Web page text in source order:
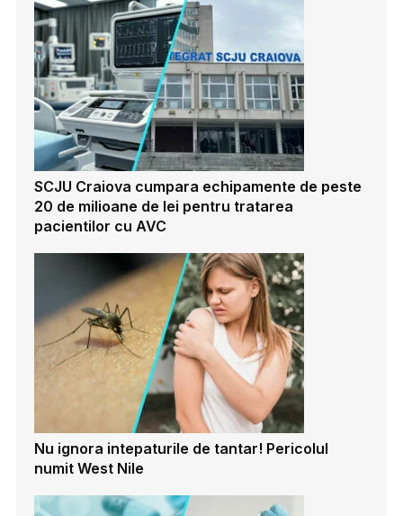
SCJU Craiova cumpara echipamente de peste
20 de milioane de lei pentru tratarea
pacientilor cu AVC
Nu ignora intepaturile de tantar! Pericolul
numit West Nile